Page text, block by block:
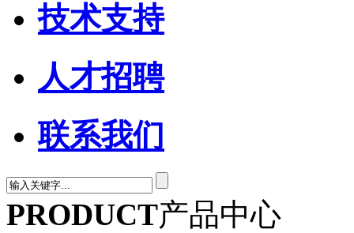
技术支持
人才招聘
联系我们
PRODUCT产品中心